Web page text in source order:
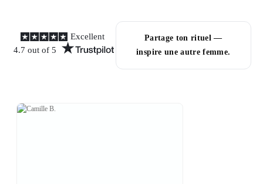
Excellent
4.7 out of 5
Partage ton rituel —
inspire une autre femme.